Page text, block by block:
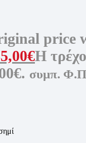
price
€Η
συμπ.